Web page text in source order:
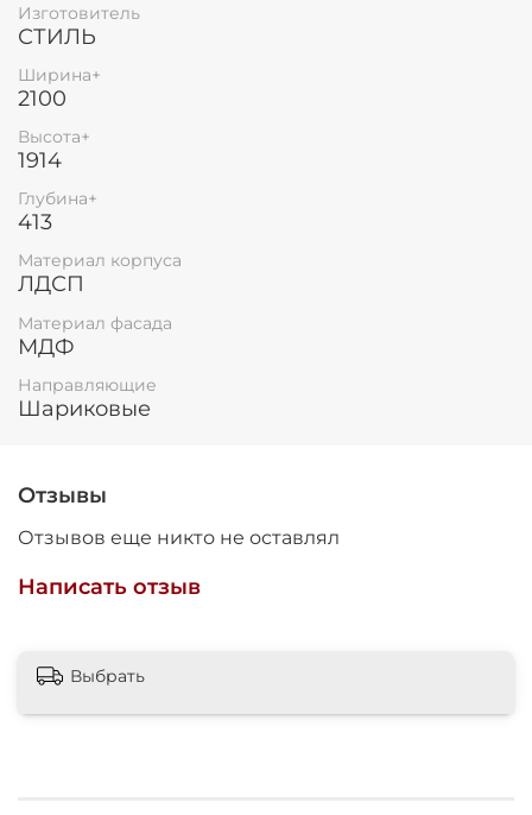
Изготовитель
СТИЛЬ
Ширина+
2100
Высота+
1914
Глубина+
413
Материал корпуса
ЛДСП
Материал фасада
МДФ
Направляющие
Шариковые
Отзывы
Отзывов еще никто не оставлял
Написать отзыв
Выбрать